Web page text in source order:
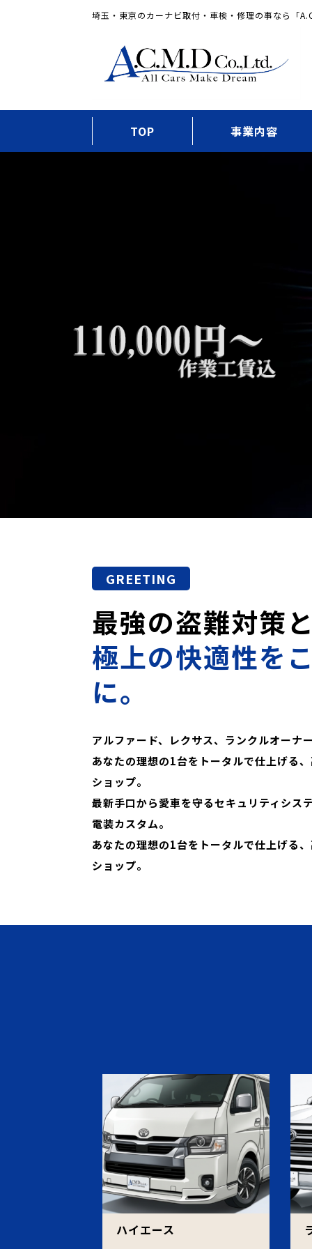
埼玉・東京のカーナビ取付・車検・修理の事なら「
TOP 事業内容
GREETING
最強の盗難対策
極上の快適性を
に。
アルファード、レクサス、ランクルオーナ
あなたの理想の1台をトータルで仕上げる
ショップ。
最新手口から愛車を守るセキュリティシス
電装カスタム。
あなたの理想の1台をトータルで仕上げる
ショップ。
ハイエース